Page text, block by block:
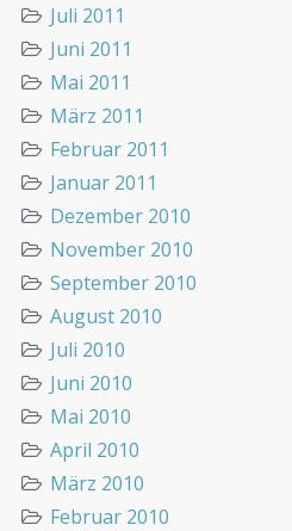
Juli 2011
Juni 2011
Mai 2011
März 2011
Februar 2011
Januar 2011
Dezember 2010
November 2010
September 2010
August 2010
Juli 2010
Juni 2010
Mai 2010
April 2010
März 2010
Februar 2010